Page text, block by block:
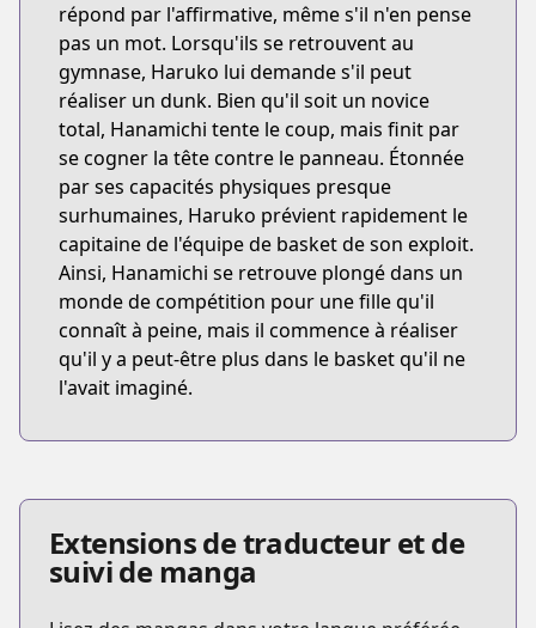
répond par l'affirmative, même s'il n'en pense
pas un mot. Lorsqu'ils se retrouvent au
gymnase, Haruko lui demande s'il peut
réaliser un dunk. Bien qu'il soit un novice
total, Hanamichi tente le coup, mais finit par
se cogner la tête contre le panneau. Étonnée
par ses capacités physiques presque
surhumaines, Haruko prévient rapidement le
capitaine de l'équipe de basket de son exploit.
Ainsi, Hanamichi se retrouve plongé dans un
monde de compétition pour une fille qu'il
connaît à peine, mais il commence à réaliser
qu'il y a peut-être plus dans le basket qu'il ne
l'avait imaginé.
Extensions de traducteur et de
suivi de manga